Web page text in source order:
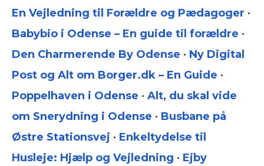
En Vejledning til Forældre og Pædagoger •
Babybio i Odense – En guide til forældre •
Den Charmerende By Odense • Ny Digital
Post og Alt om Borger.dk – En Guide •
Poppelhaven i Odense • Alt, du skal vide
om Snerydning i Odense • Busbane på
Østre Stationsvej • Enkeltydelse til
Husleje: Hjælp og Vejledning • Ejby